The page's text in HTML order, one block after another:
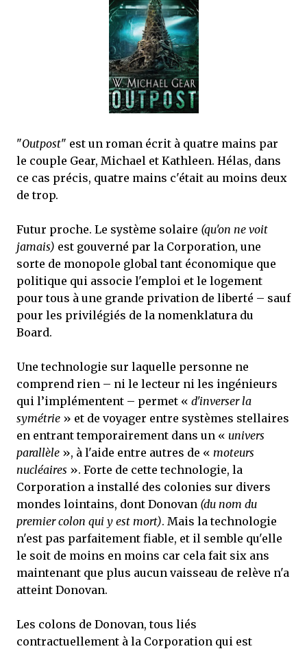
que Thomas connaissait et appréciait Olivier. Marlowe découvre une ville qu’il
ne connaissait pas, habitée par la méfiance, la peur et le rigorisme de la Ligue,
une ville pleine de mystères et de vieilles rancœurs. La Dame d...
"Outpost" est un roman écrit à quatre mains par
le couple Gear, Michael et Kathleen. Hélas, dans
ce cas précis, quatre mains c'était au moins deux
de trop.
Futur proche. Le système solaire (qu'on ne voit
jamais) est gouverné par la Corporation, une
sorte de monopole global tant économique que
politique qui associe l'emploi et le logement
pour tous à une grande privation de liberté – sauf
pour les privilégiés de la nomenklatura du
Board.
Une technologie sur laquelle personne ne
comprend rien – ni le lecteur ni les ingénieurs
qui l’implémentent – permet « d'inverser la
symétrie » et de voyager entre systèmes stellaires
en entrant temporairement dans un « univers
parallèle », à l'aide entre autres de « moteurs
nucléaires ». Forte de cette technologie, la
Corporation a installé des colonies sur divers
mondes lointains, dont Donovan (du nom du
premier colon qui y est mort). Mais la technologie
n'est pas parfaitement fiable, et il semble qu'elle
le soit de moins en moins car cela fait six ans
maintenant que plus aucun vaisseau de relève n'a
atteint Donovan.
Les colons de Donovan, tous liés
contractuellement à la Corporation qui est